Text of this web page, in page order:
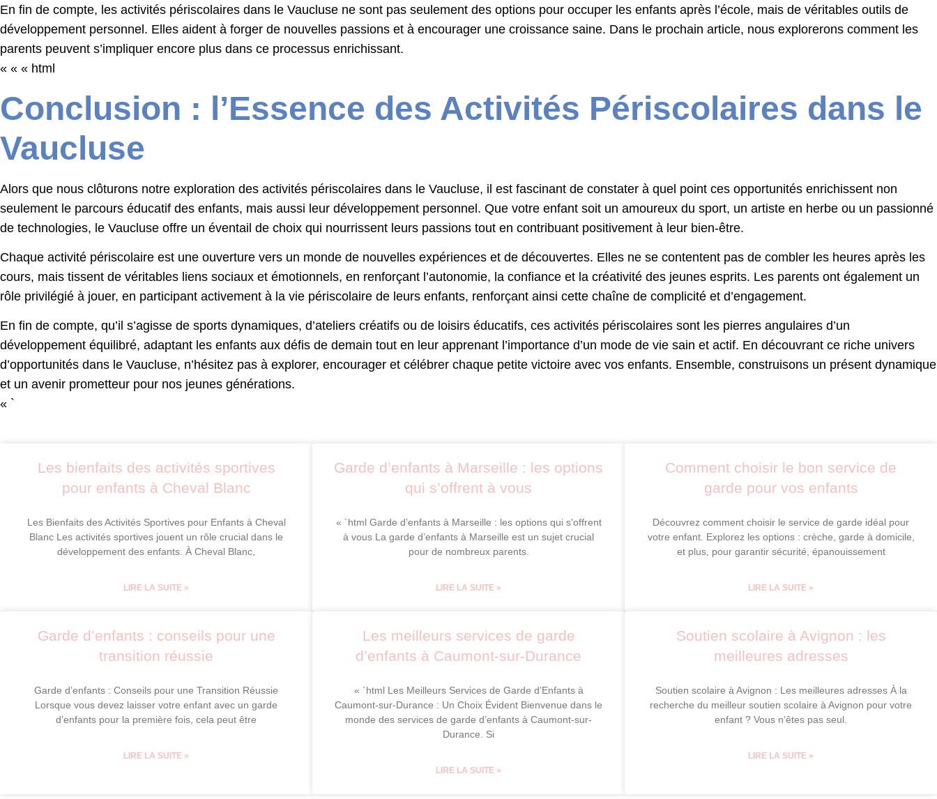
En fin de compte, les activités périscolaires dans le Vaucluse ne sont pas seulement des options pour occuper les enfants après l’école, mais de véritables outils de
développement personnel. Elles aident à forger de nouvelles passions et à encourager une croissance saine. Dans le prochain article, nous explorerons comment les
parents peuvent s’impliquer encore plus dans ce processus enrichissant.
« « « html
Conclusion : l’Essence des Activités Périscolaires dans le
Vaucluse
Alors que nous clôturons notre exploration des activités périscolaires dans le Vaucluse, il est fascinant de constater à quel point ces opportunités enrichissent non
seulement le parcours éducatif des enfants, mais aussi leur développement personnel. Que votre enfant soit un amoureux du sport, un artiste en herbe ou un passionné
de technologies, le Vaucluse offre un éventail de choix qui nourrissent leurs passions tout en contribuant positivement à leur bien-être.
Chaque activité périscolaire est une ouverture vers un monde de nouvelles expériences et de découvertes. Elles ne se contentent pas de combler les heures après les
cours, mais tissent de véritables liens sociaux et émotionnels, en renforçant l’autonomie, la confiance et la créativité des jeunes esprits. Les parents ont également un
rôle privilégié à jouer, en participant activement à la vie périscolaire de leurs enfants, renforçant ainsi cette chaîne de complicité et d’engagement.
En fin de compte, qu’il s’agisse de sports dynamiques, d’ateliers créatifs ou de loisirs éducatifs, ces activités périscolaires sont les pierres angulaires d’un
développement équilibré, adaptant les enfants aux défis de demain tout en leur apprenant l’importance d’un mode de vie sain et actif. En découvrant ce riche univers
d’opportunités dans le Vaucluse, n’hésitez pas à explorer, encourager et célébrer chaque petite victoire avec vos enfants. Ensemble, construisons un présent dynamique
et un avenir prometteur pour nos jeunes générations.
« `
Les bienfaits des activités sportives
pour enfants à Cheval Blanc
Les Bienfaits des Activités Sportives pour Enfants à Cheval
Blanc Les activités sportives jouent un rôle crucial dans le
développement des enfants. À Cheval Blanc,
LIRE LA SUITE »
Garde d’enfants à Marseille : les options
qui s’offrent à vous
« `html Garde d’enfants à Marseille : les options qui s’offrent
à vous La garde d’enfants à Marseille est un sujet crucial
pour de nombreux parents.
LIRE LA SUITE »
Comment choisir le bon service de
garde pour vos enfants
Découvrez comment choisir le service de garde idéal pour
votre enfant. Explorez les options : crèche, garde à domicile,
et plus, pour garantir sécurité, épanouissement
LIRE LA SUITE »
Garde d’enfants : conseils pour une
transition réussie
Garde d’enfants : Conseils pour une Transition Réussie
Lorsque vous devez laisser votre enfant avec un garde
d’enfants pour la première fois, cela peut être
LIRE LA SUITE »
Les meilleurs services de garde
d’enfants à Caumont-sur-Durance
« `html Les Meilleurs Services de Garde d’Enfants à
Caumont-sur-Durance : Un Choix Évident Bienvenue dans le
monde des services de garde d’enfants à Caumont-sur-
Durance. Si
LIRE LA SUITE »
Soutien scolaire à Avignon : les
meilleures adresses
Soutien scolaire à Avignon : Les meilleures adresses À la
recherche du meilleur soutien scolaire à Avignon pour votre
enfant ? Vous n’êtes pas seul.
LIRE LA SUITE »